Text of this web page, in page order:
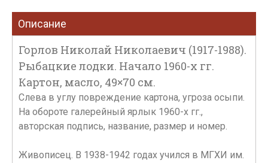
Описание
Горлов Николай Николаевич (1917-1988).
Рыбацкие лодки. Начало 1960-х гг.
Картон, масло, 49×70 см.
Слева в углу повреждение картона, угроза осыпи.
На обороте галерейный ярлык 1960-х гг.,
авторская подпись, название, размер и номер.
Живописец. В 1938-1942 годах учился в МГХИ им.